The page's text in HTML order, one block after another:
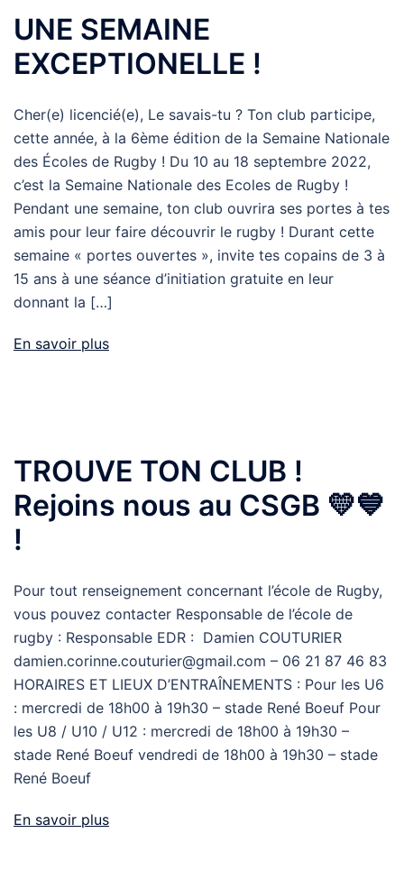
UNE SEMAINE
EXCEPTIONELLE !
Cher(e) licencié(e), Le savais-tu ? Ton club participe,
cette année, à la 6ème édition de la Semaine Nationale
des Écoles de Rugby ! Du 10 au 18 septembre 2022,
c’est la Semaine Nationale des Ecoles de Rugby !
Pendant une semaine, ton club ouvrira ses portes à tes
amis pour leur faire découvrir le rugby ! Durant cette
semaine « portes ouvertes », invite tes copains de 3 à
15 ans à une séance d’initiation gratuite en leur
donnant la […]
En savoir plus
TROUVE TON CLUB !
Rejoins nous au CSGB 💛💙
!
Pour tout renseignement concernant l’école de Rugby,
vous pouvez contacter Responsable de l’école de
rugby : Responsable EDR : Damien COUTURIER
damien.corinne.couturier@gmail.com – 06 21 87 46 83
HORAIRES ET LIEUX D’ENTRAÎNEMENTS : Pour les U6
: mercredi de 18h00 à 19h30 – stade René Boeuf Pour
les U8 / U10 / U12 : mercredi de 18h00 à 19h30 –
stade René Boeuf vendredi de 18h00 à 19h30 – stade
René Boeuf
En savoir plus